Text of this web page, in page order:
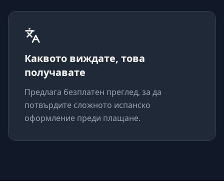
Каквото виждате, това
получавате
Предлага безплатен преглед, за да
потвърдите сложното испанско
оформление преди плащане.